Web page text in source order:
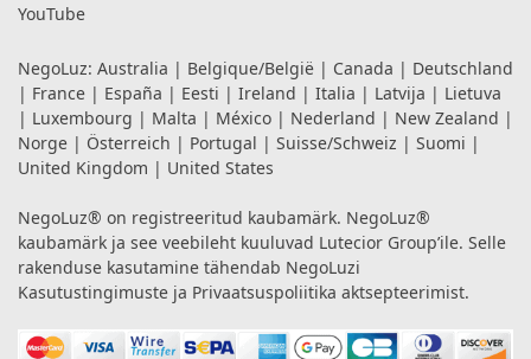
YouTube
NegoLuz: Australia | Belgique/België | Canada | Deutschland
| France | España | Eesti | Ireland | Italia | Latvija | Lietuva
| Luxembourg | Malta | México | Nederland | New Zealand |
Norge | Österreich | Portugal | Suisse/Schweiz | Suomi |
United Kingdom | United States
NegoLuz® on registreeritud kaubamärk. NegoLuz®
kaubamärk ja see veebileht kuuluvad Lutecior Group’ile. Selle
rakenduse kasutamine tähendab NegoLuzi
Kasutustingimuste ja Privaatsuspoliitika aktsepteerimist.